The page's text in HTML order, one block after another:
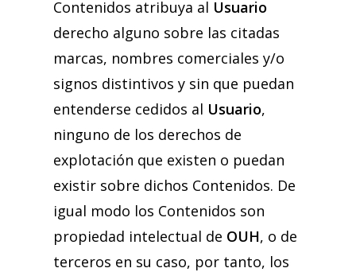
Contenidos atribuya al Usuario
derecho alguno sobre las citadas
marcas, nombres comerciales y/o
signos distintivos y sin que puedan
entenderse cedidos al Usuario,
ninguno de los derechos de
explotación que existen o puedan
existir sobre dichos Contenidos. De
igual modo los Contenidos son
propiedad intelectual de OUH, o de
terceros en su caso, por tanto, los